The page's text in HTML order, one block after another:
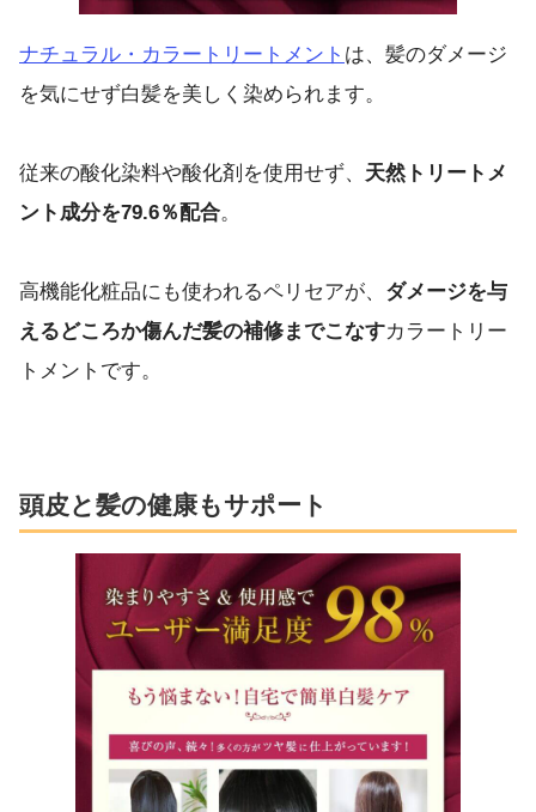
ナチュラル・カラートリートメント は、髪のダメージ
を気にせず白髪を美しく染められます。
従来の酸化染料や酸化剤を使用せず、 天然トリートメ
ント成分を79.6％配合。
高機能化粧品にも使われるペリセアが、 ダメージを与
えるどころか傷んだ髪の補修までこなすカラートリー
トメントです。
頭皮と髪の健康もサポート